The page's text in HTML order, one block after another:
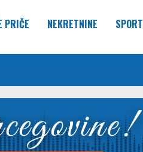
PRIČE NEKRETNINE SPORT